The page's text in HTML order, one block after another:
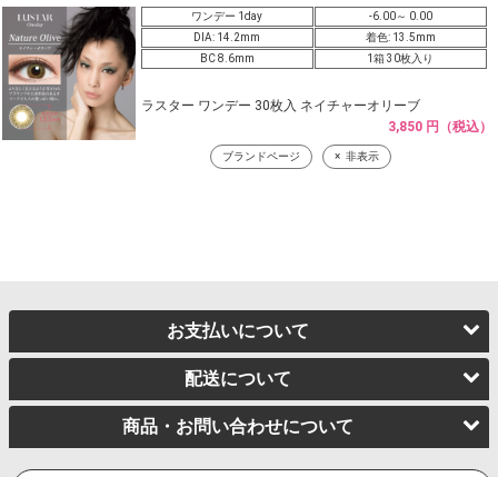
ワンデー 1day
-6.00～ 0.00
DIA: 14.2mm
着色: 13.5mm
BC 8.6mm
1箱 30枚入り
ラスター ワンデー 30枚入 ネイチャーオリーブ
3,850 円（税込）
ブランドページ 非表示
お支払いについて
配送について
商品・お問い合わせについて